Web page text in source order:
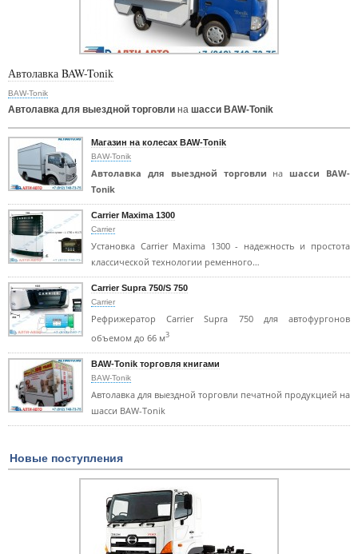
Автолавка BAW-Tonik
BAW-Tonik
Автолавка для выездной торговли на шасси BAW-Tonik
Магазин на колесах BAW-Tonik
BAW-Tonik
Автолавка для выездной торговли на шасси BAW-
Tonik
Carrier Maxima 1300
Carrier
Установка Carrier Maxima 1300 - надежность и простота
классической технологии ременного…
Carrier Supra 750/S 750
Carrier
Рефрижератор Carrier Supra 750 для автофургонов
объемом до 66 м3
BAW-Tonik торговля книгами
BAW-Tonik
Автолавка для выездной торговли печатной продукцией на
шасси BAW-Tonik
Новые поступления